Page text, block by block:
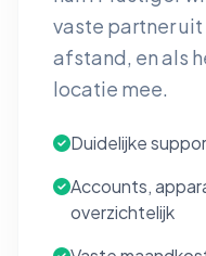
vaste partner
afstand, en als
locatie mee.
Duidelijke
Accounts,
overzichtelijk